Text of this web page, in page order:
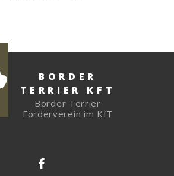
BORDER
TERRIER KFT
Border Terrier
Förderverein im KfT